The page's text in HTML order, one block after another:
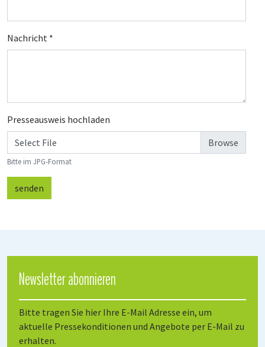
Nachricht *
Presseausweis hochladen
Select File
Bitte im JPG-Format
senden
Newsletter abonnieren
Bitte tragen Sie hier Ihre E-Mail Adresse ein, um
aktuelle Pressekonditionen und Angebote per E-Mail zu
erhalten.